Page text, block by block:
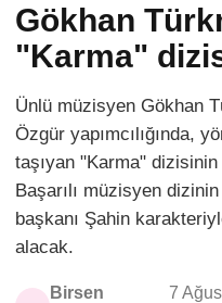
Gökhan
"Karma"
Ünlü müzisyen Gökhan
Özgür yapımcılığında,
taşıyan "Karma"
Başarılı müzisyen
başkanı Şahin
alacak.
Birsen
7